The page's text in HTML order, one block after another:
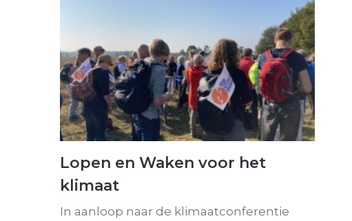
Lopen en Waken voor het
klimaat
In aanloop naar de klimaatconferentie